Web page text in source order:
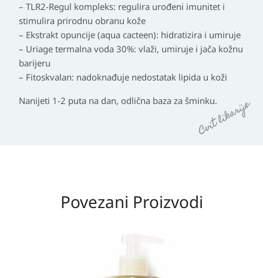
– TLR2-Regul kompleks: regulira urođeni imunitet i
stimulira prirodnu obranu kože
– Ekstrakt opuncije (aqua cacteen): hidratizira i umiruje
– Uriage termalna voda 30%: vlaži, umiruje i jača kožnu
barijeru
– Fitoskvalan: nadoknađuje nedostatak lipida u koži
Nanijeti 1-2 puta na dan, odlična baza za šminku.
Povezani Proizvodi